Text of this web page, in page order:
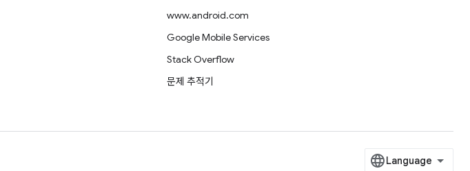
www.android.com
Google Mobile Services
Stack Overflow
문제 추적기